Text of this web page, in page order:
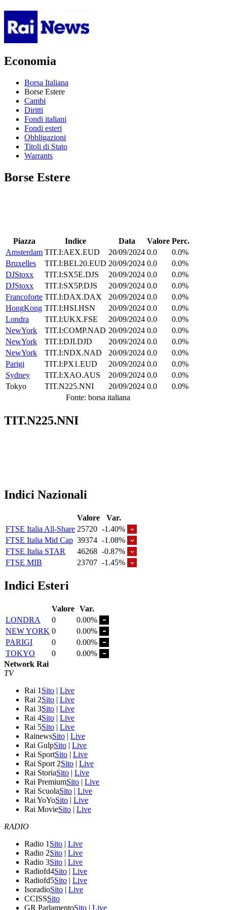
Economia
Borsa Italiana
Borse Estere
Cambi
Diritti
Fondi italiani
Fondi esteri
Obbligazioni
Titoli di Stato
Warrants
Borse Estere
Piazza Indice Data Valore Perc.
Amsterdam TIT.I:AEX.EUD 20/09/2024 0.0
0.0%
Bruxelles
TIT.I:BEL20.EUD 20/09/2024 0.0
0.0%
DJStoxx
TIT.I:SX5E.DJS 20/09/2024 0.0
0.0%
DJStoxx
TIT.I:SX5P.DJS 20/09/2024 0.0
0.0%
Francoforte TIT.I:DAX.DAX 20/09/2024 0.0
0.0%
HongKong TIT.I:HSI.HSN 20/09/2024 0.0
0.0%
Londra
TIT.I:UKX.FSE 20/09/2024 0.0
0.0%
NewYork
TIT.I:COMP.NAD 20/09/2024 0.0
0.0%
NewYork
TIT.I:DJI.DJD 20/09/2024 0.0
0.0%
NewYork
TIT.I:NDX.NAD 20/09/2024 0.0
0.0%
Parigi
TIT.I:PX1.EUD 20/09/2024 0.0
0.0%
Sydney
TIT.I:XAO.AUS 20/09/2024 0.0
0.0%
Tokyo
TIT.N225.NNI 20/09/2024 0.0
0.0%
Fonte: borsa italiana
TIT.N225.NNI
Indici Nazionali
Valore
Var.
FTSE Italia All-Share 25720 -1.40%
FTSE Italia Mid Cap 39374 -1.08%
FTSE Italia STAR
46268 -0.87%
FTSE MIB
23707 -1.45%
Indici Esteri
Valore Var.
LONDRA
0
0.00%
NEW YORK 0
0.00%
PARIGI
0
0.00%
TOKYO
0
0.00%
Network Rai
TV
Rai 1 Sito | Live
Rai 2Sito | Live
Rai 3Sito | Live
Rai 4Sito | Live
Rai 5Sito | Live
RainewsSito | Live
Rai GulpSito | Live
Rai SportSito | Live
Rai Sport 2Sito | Live
Rai StoriaSito | Live
Rai PremiumSito | Live
Rai ScuolaSito | Live
Rai YoYoSito | Live
Rai MovieSito | Live
RADIO
Radio 1 Sito | Live
Radio 2Sito | Live
Radio 3Sito | Live
Radiofd4Sito | Live
Radiofd5Sito | Live
IsoradioSito | Live
CCISSSito
GR ParlamentoSito | Live